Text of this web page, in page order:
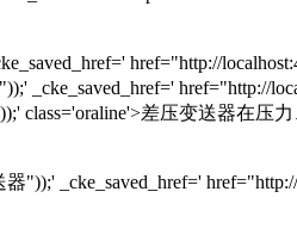
href="http://
href="http://
class='oraline'>差压变送器在
"));' _cke_saved_href='